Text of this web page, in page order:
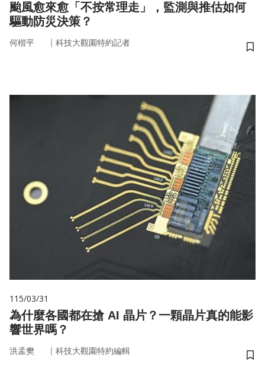
颱風愈來愈「不按常理走」，監測與推估如何
驅動防災決策？
何楷平 ｜ 科技大觀園特約記者
儲
115/03/31
為什麼各國都在搶 AI 晶片？一顆晶片真的能影
響世界嗎？
洪孟樊 ｜ 科技大觀園特約編輯
儲